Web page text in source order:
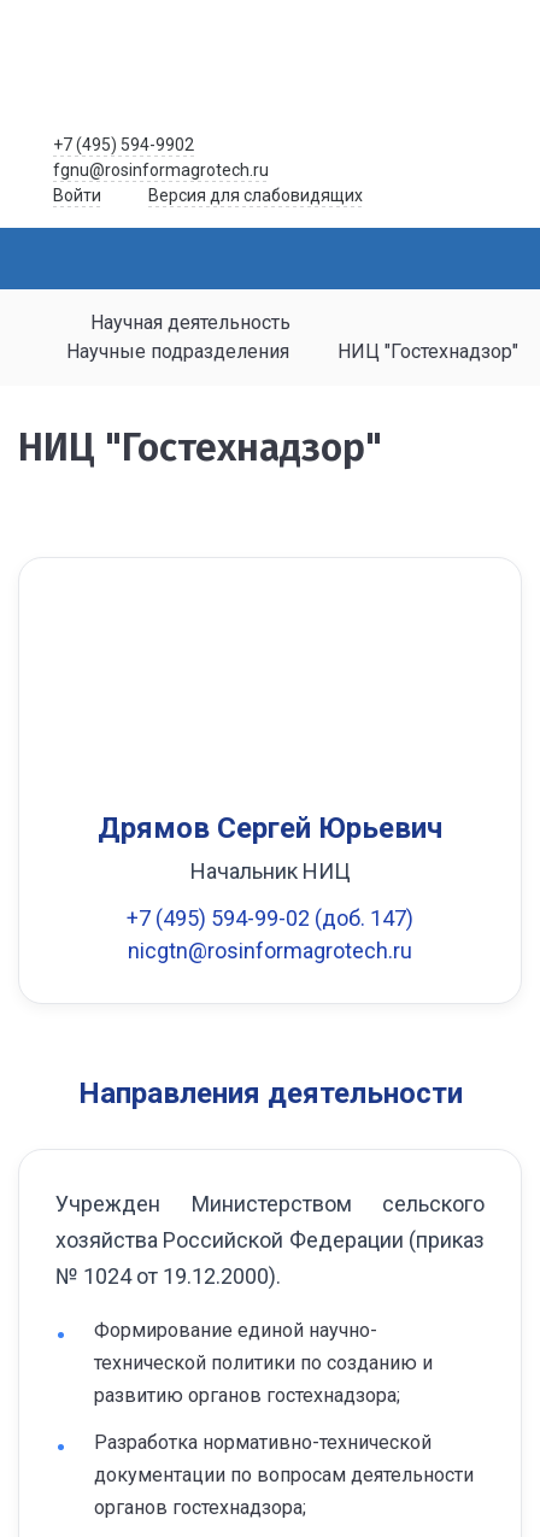
+7 (495) 594-9902
fgnu@rosinformagrotech.ru
Войти
Версия для слабовидящих
Научная деятельность
Научные подразделения
НИЦ "Гостехнадзор"
НИЦ "Гостехнадзор"
Дрямов Сергей Юрьевич
Начальник НИЦ
+7 (495) 594-99-02 (доб. 147)
nicgtn@rosinformagrotech.ru
Направления деятельности
Учрежден Министерством сельского
хозяйства Российской Федерации (приказ
№ 1024 от 19.12.2000).
Формирование единой научно-
технической политики по созданию и
развитию органов гостехнадзора;
Разработка нормативно-технической
документации по вопросам деятельности
органов гостехнадзора;